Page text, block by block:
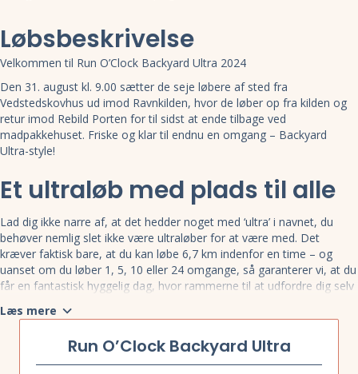
Løbsbeskrivelse
Velkommen til Run O’Clock Backyard Ultra 2024
Den 31. august kl. 9.00 sætter de seje løbere af sted fra
Vedstedskovhus ud imod Ravnkilden, hvor de løber op fra kilden og
retur imod Rebild Porten for til sidst at ende tilbage ved
madpakkehuset. Friske og klar til endnu en omgang – Backyard
Ultra-style!
Et ultraløb med plads til alle
Lad dig ikke narre af, at det hedder noget med ‘ultra’ i navnet, du
behøver nemlig slet ikke være ultraløber for at være med. Det
kræver faktisk bare, at du kan løbe 6,7 km indenfor en time – og
uanset om du løber 1, 5, 10 eller 24 omgange, så garanterer vi, at du
får en fantastisk hyggelig dag, hvor rammerne til at udfordre dig selv
Løbet afvikles efter ’Backyard Ultra’ konceptet, hvor ruten på 6,7 km
skal gennemløbes på maks. 59 minutter og 59 sekunder. Hver
klokketime starter vi forfra på en ny omgang. Det skaber en helt
Læs mere
Run O’Clock Backyard Ultra